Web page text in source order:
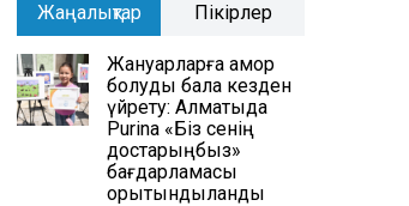
Жаңалықтар Пікірлер
Жануарларға қамқор
болуды бала кезден
үйрету: Алматыда
Purina «Біз сенің
достарыңбыз»
бағдарламасы
қорытындыланды